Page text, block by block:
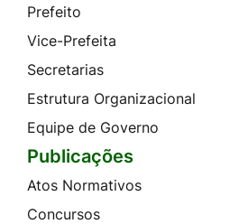
Prefeito
Vice-Prefeita
Secretarias
Estrutura Organizacional
Equipe de Governo
Publicações
Atos Normativos
Concursos